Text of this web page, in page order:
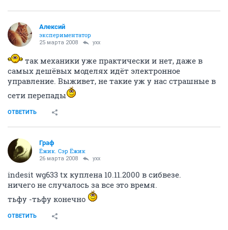
Алексий
экспериментатор
25 марта 2008 yxx
так механики уже практически и нет, даже в
самых дешёвых моделях идёт электронное
управление. Выживет, не такие уж у нас страшные в
сети перепады
ОТВЕТИТЬ
Граф
Ёжик. Сэр Ёжик
26 марта 2008 yxx
indesit wg633 tx куплена 10.11.2000 в сибвезе.
ничего не случалось за все это время.
тьфу -тьфу конечно
ОТВЕТИТЬ